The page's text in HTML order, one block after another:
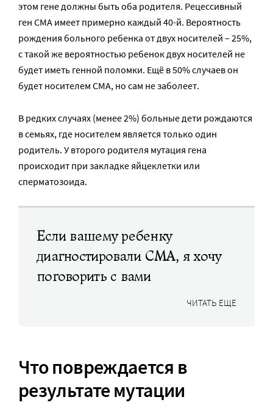
этом гене должны быть оба родителя. Рецессивный
ген СМА имеет примерно каждый 40-й. Вероятность
рождения больного ребенка от двух носителей – 25%,
с такой же вероятностью ребенок двух носителей не
будет иметь генной поломки. Ещё в 50% случаев он
будет носителем СМА, но сам не заболеет.
В редких случаях (менее 2%) больные дети рождаются
в семьях, где носителем является только один
родитель. У второго родителя мутация гена
происходит при закладке яйцеклетки или
сперматозоида.
Если вашему ребенку
диагностировали СМА, я хочу
поговорить с вами
ЧИТАТЬ ЕЩЕ
Что повреждается в
результате мутации